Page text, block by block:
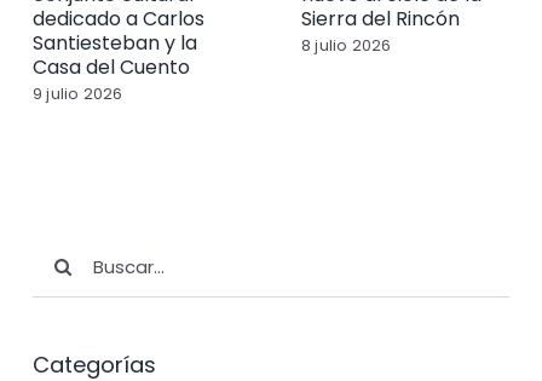
dedicado a Carlos
Santiesteban y la
Casa del Cuento
9 julio 2026
Sierra del Rincón
8 julio 2026
Categorías